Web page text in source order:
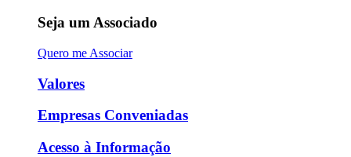
Seja um Associado
Quero me Associar
Valores
Empresas Conveniadas
Acesso à Informação